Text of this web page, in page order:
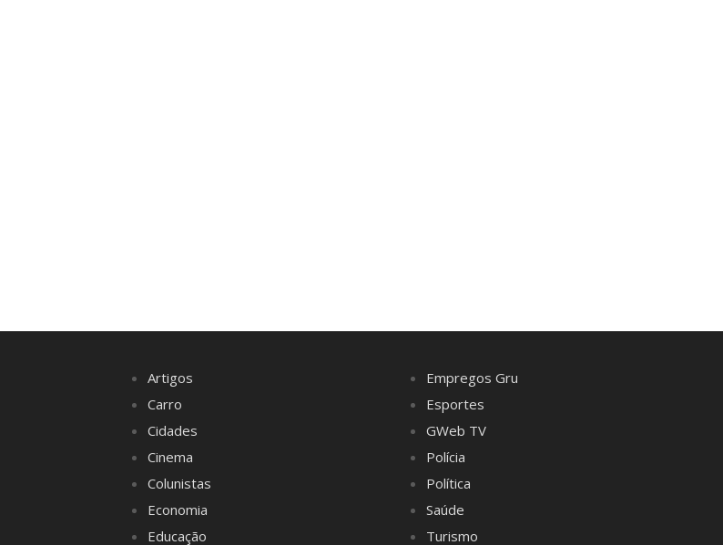
Artigos
Carro
Cidades
Cinema
Colunistas
Economia
Educação
Empregos Gru
Esportes
GWeb TV
Polícia
Política
Saúde
Turismo